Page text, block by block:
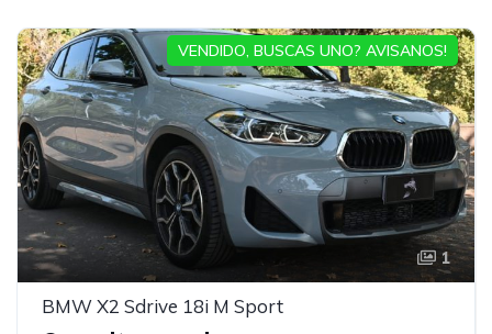
1
BMW X2 Sdrive 18i M Sport
VENDIDO, BUSCAS UNO? AVISANOS!